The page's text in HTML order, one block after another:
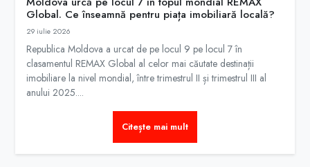
Global. Ce înseamnă pentru piața imobiliară locală?
29 iulie 2026
Republica Moldova a urcat de pe locul 9 pe locul 7 în
clasamentul REMAX Global al celor mai căutate destinații
imobiliare la nivel mondial, între trimestrul II și trimestrul III al
anului 2025....
Citește mai mult